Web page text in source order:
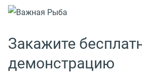
Закажите
демонстрацию